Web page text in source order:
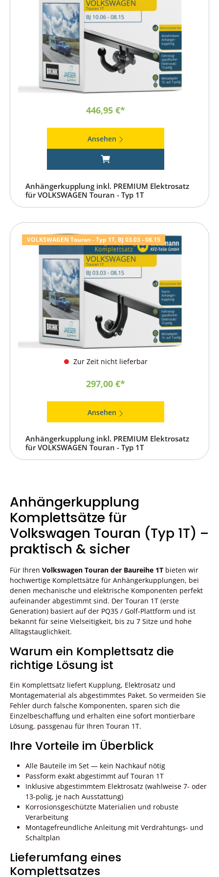
446,95 €*
Ansehen
Anhängerkupplung inkl. PREMIUM Elektrosatz
für VOLKSWAGEN Touran - Typ 1T
VOLKSWAGEN Touran - Typ 1T, BJ 03.03 - 08.15
Zur Zeit nicht lieferbar
297,00 €*
Ansehen
Anhängerkupplung inkl. PREMIUM Elektrosatz
für VOLKSWAGEN Touran - Typ 1T
Anhängerkupplung
Komplettsätze für
Volkswagen Touran (Typ 1T) –
praktisch & sicher
Für Ihren Volkswagen Touran der Baureihe 1T bieten wir
hochwertige Komplettsätze für Anhängerkupplungen, bei
denen mechanische und elektrische Komponenten perfekt
aufeinander abgestimmt sind. Der Touran 1T (erste
Generation) basiert auf der PQ35 / Golf-Plattform und ist
bekannt für seine Vielseitigkeit, bis zu 7 Sitze und hohe
Alltagstauglichkeit.
Warum ein Komplettsatz die
richtige Lösung ist
Ein Komplettsatz liefert Kupplung, Elektrosatz und
Montagematerial als abgestimmtes Paket. So vermeiden Sie
Fehler durch falsche Komponenten, sparen sich die
Einzelbeschaffung und erhalten eine sofort montierbare
Lösung, passgenau für Ihren Touran 1T.
Ihre Vorteile im Überblick
Alle Bauteile im Set — kein Nachkauf nötig
Passform exakt abgestimmt auf Touran 1T
Inklusive abgestimmtem Elektrosatz (wahlweise 7- oder
13-polig, je nach Ausstattung)
Korrosionsgeschützte Materialien und robuste
Verarbeitung
Montagefreundliche Anleitung mit Verdrahtungs- und
Schaltplan
Lieferumfang eines
Komplettsatzes